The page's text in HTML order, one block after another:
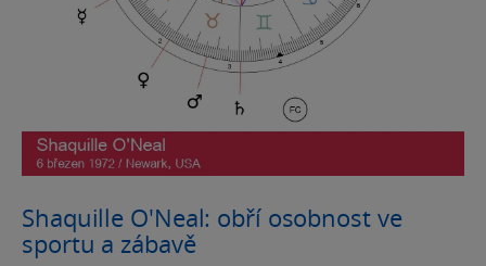
Shaquille O'Neal: obří osobnost ve
sportu a zábavě